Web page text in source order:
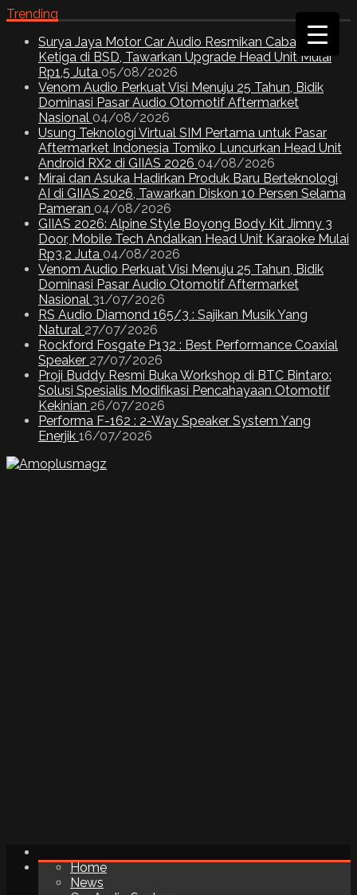
Trending
Surya Jaya Motor Car Audio Resmikan Cabang
Ketiga di BSD, Tawarkan Upgrade Head Unit Mulai
Rp1,5 Juta 05/08/2026
Venom Audio Perkuat Visi Menuju 25 Tahun, Bidik
Dominasi Pasar Audio Otomotif Aftermarket
Nasional 04/08/2026
Usung Teknologi Virtual SIM Pertama untuk Pasar
Aftermarket Indonesia Tomiko Luncurkan Head Unit
Android RX2 di GIIAS 2026 04/08/2026
Mirai dan Asuka Hadirkan Produk Baru Berteknologi
AI di GIIAS 2026, Tawarkan Diskon 10 Persen Selama
Pameran 04/08/2026
GIIAS 2026: Alpine Style Boyong Body Kit Jimny 3
Door, Mobile Tech Andalkan Head Unit Karaoke Mulai
Rp3,2 Juta 04/08/2026
Venom Audio Perkuat Visi Menuju 25 Tahun, Bidik
Dominasi Pasar Audio Otomotif Aftermarket
Nasional 31/07/2026
RS Audio Diamond 165/3 : Sajikan Musik Yang
Natural 27/07/2026
Rockford Fosgate P132 : Best Performance Coaxial
Speaker 27/07/2026
Proji Buddy Resmi Buka Workshop di BTC Bintaro:
Solusi Spesialis Modifikasi Pencahayaan Otomotif
Kekinian 26/07/2026
Performa F-162 : 2-Way Speaker System Yang
Enerjik 16/07/2026
Home
News